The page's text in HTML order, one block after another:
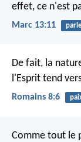
effet, ce n'est
Marc 13:11
De fait, la
l'Esprit tend
Romains 8:6
Comme tout le